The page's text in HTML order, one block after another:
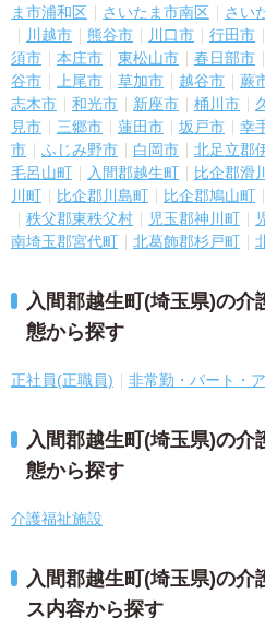
ま市浦和区
さいたま市南区 さい
川越市
熊谷市 川口市 行田市
須市
本庄市 東松山市 春日部市
谷市
上尾市 草加市 越谷市 蕨
志木市
和光市 新座市 桶川市
見市
三郷市 蓮田市 坂戸市 幸
市
ふじみ野市 白岡市 北足立郡
毛呂山町
入間郡越生町 比企郡滑
川町
比企郡川島町 比企郡鳩山町
秩父郡東秩父村
児玉郡神川町
南埼玉郡宮代町
北葛飾郡杉戸町
入間郡越生町(埼玉県)の介
態から探す
正社員(正職員) 非常勤・パート・
入間郡越生町(埼玉県)の介
態から探す
介護福祉施設
入間郡越生町(埼玉県)の介
ス内容から探す